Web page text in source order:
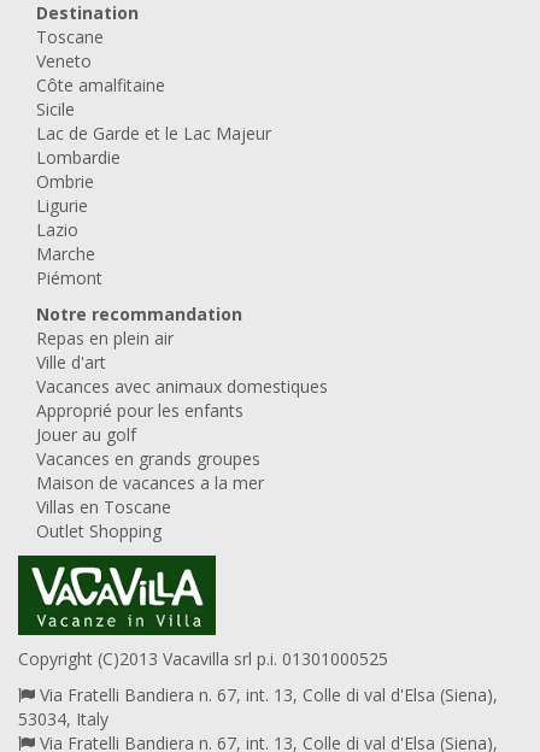
Destination
Toscane
Veneto
Côte amalfitaine
Sicile
Lac de Garde et le Lac Majeur
Lombardie
Ombrie
Ligurie
Lazio
Marche
Piémont
Notre recommandation
Repas en plein air
Ville d'art
Vacances avec animaux domestiques
Approprié pour les enfants
Jouer au golf
Vacances en grands groupes
Maison de vacances a la mer
Villas en Toscane
Outlet Shopping
Copyright (C)2013 Vacavilla srl p.i. 01301000525
Via Fratelli Bandiera n. 67, int. 13, Colle di val d'Elsa (Siena),
53034, Italy
Via Fratelli Bandiera n. 67, int. 13, Colle di val d'Elsa (Siena),